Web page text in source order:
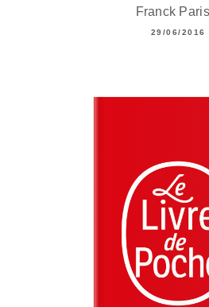
Franck
29/06/2016